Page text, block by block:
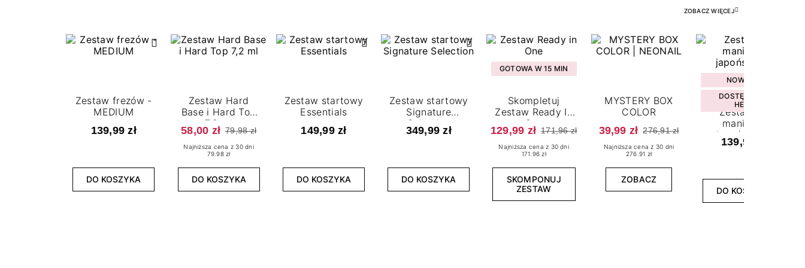
ZOBACZ WIĘCEJ
Zestaw frezów -
MEDIUM
139,99 zł
DO KOSZYKA
Zestaw Hard
Base i Hard Top
7,2 ml
58,00 zł 79,98 zł
Najniższa cena z 30 dni
79.98 zł
DO KOSZYKA
Zestaw startowy
Essentials
149,99 zł
DO KOSZYKA
Zestaw startowy
Signature
Selection
349,99 zł
DO KOSZYKA
GOTOWA W 15 MIN
Skompletuj
Zestaw Ready In
One
129,99 zł 171,96 zł
Najniższa cena z 30 dni
171.96 zł
SKOMPONUJ
ZESTAW
MYSTERY BOX
COLOR
39,99 zł 276,91 zł
Najniższa cena z 30 dni
276.91 zł
ZOBACZ
NOWOŚĆ
DOSTĘPNY W
HEBE
Zestaw do
manicure
japońskiego
139,99 zł
DO KOSZYKA